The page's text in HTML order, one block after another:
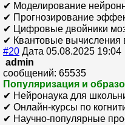
✔ Моделирование
✔ Прогнозирование
✔ Цифровые двойники
✔ Квантовые вычисления
#20 Дата 05.08.2025 19:04
admin
сообщений: 65535
Популяризация и
✔ Нейронаука для
✔ Онлайн-курсы по
✔ Научно-популярные